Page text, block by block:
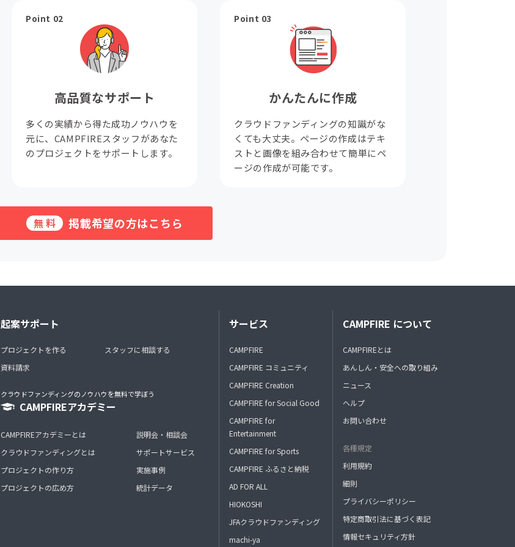
Point 02
高品質なサポート
多くの実績から得た成功ノウハウを
元に、CAMPFIREスタッフがあなた
のプロジェクトをサポートします。
Point 03
かんたんに作成
クラウドファンディングの知識がな
くても大丈夫。ページの作成はテキ
ストと画像を組み合わせて簡単にペ
ージの作成が可能です。
無料 掲載希望の方はこちら
起案サポート
プロジェクトを作る
資料請求
スタッフに相談する
クラウドファンディングのノウハウを無料で学ぼう
CAMPFIREアカデミー
CAMPFIREアカデミーとは
クラウドファンディングとは
プロジェクトの作り方
プロジェクトの広め方
説明会・相談会
サポートサービス
実施事例
統計データ
サービス
CAMPFIRE
CAMPFIRE コミュニティ
CAMPFIRE Creation
CAMPFIRE for Social Good
CAMPFIRE for
Entertainment
CAMPFIRE for Sports
CAMPFIRE ふるさと納税
AD FOR ALL
HIOKOSHI
JFAクラウドファンディング
machi-ya
CAMPFIRE について
CAMPFIREとは
あんしん・安全への取り組み
ニュース
ヘルプ
お問い合わせ
各種規定
利用規約
細則
プライバシーポリシー
特定商取引法に基づく表記
情報セキュリティ方針